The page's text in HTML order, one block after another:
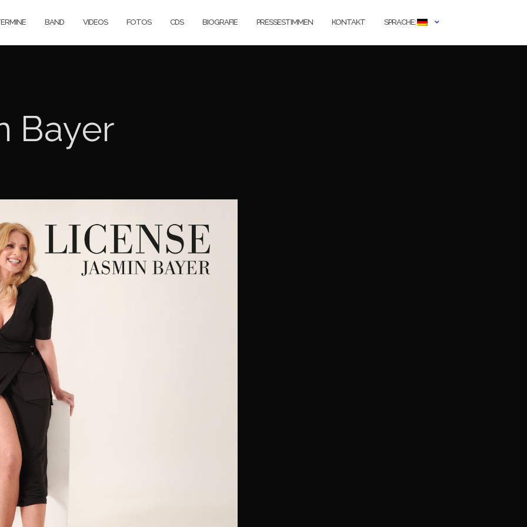
BAND VIDEOS FOTOS CDS BIOGRAFIE PRESSESTIMMEN KONTAKT SPRACHE:
Bayer